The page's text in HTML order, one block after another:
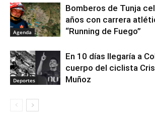
Agenda
Bomberos de Tunja
años con carrera
“Running de Fuego”
Deportes
En 10 días llegaría a
cuerpo del ciclista
Muñoz